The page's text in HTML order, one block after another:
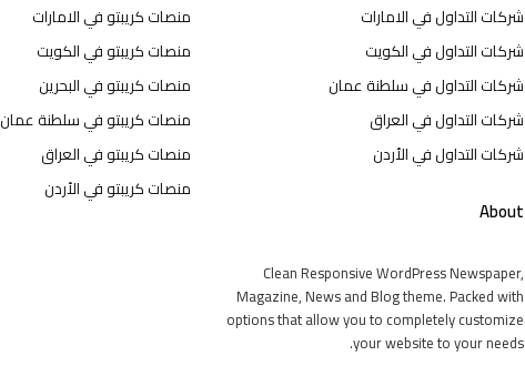
شركات التداول في الامارات
شركات التداول في الكويت
شركات التداول في سلطنة عمان
شركات التداول في العراق
شركات التداول في الأردن
About
Clean Responsive WordPress Newspaper,
Magazine, News and Blog theme. Packed with
options that allow you to completely customize
your website to your needs.
منصات كريبتو في الامارات
منصات كريبتو في الكويت
منصات كريبتو في البحرين
منصات كريبتو في سلطنة عمان
منصات كريبتو في العراق
منصات كريبتو في الأردن